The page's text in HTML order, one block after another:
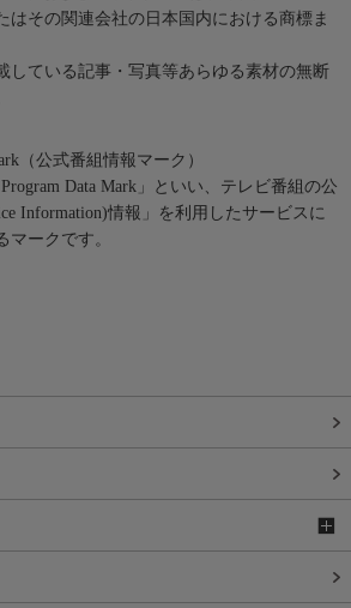
はその関連会社の日本国内における商標ま
している記事・写真等あらゆる素材の無断
（公式番組情報マーク）
Data Mark」といい、テレビ番組の公
Information)情報」を利用したサービスに
マークです。